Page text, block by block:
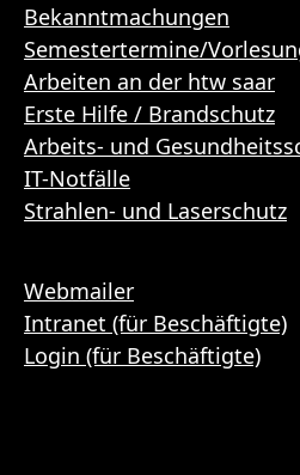
Bekanntmachungen
Semestertermine/
Arbeiten an der htw saar
Erste Hilfe / Brandschutz
Arbeits- und
IT-Notfälle
Strahlen- und Laserschutz
Webmailer
Intranet (für Beschäftigte)
Login (für Beschäftigte)